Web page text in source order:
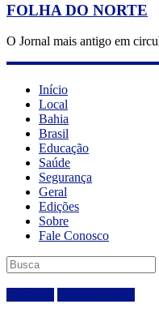
FOLHA DO NORTE
O Jornal mais antigo em
Início
Local
Bahia
Brasil
Educação
Saúde
Segurança
Geral
Edições
Sobre
Fale Conosco